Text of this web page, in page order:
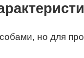
но для